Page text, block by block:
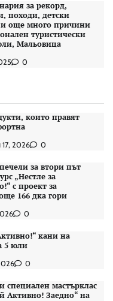
за рекорд,
походи, детски
и още много причини
туристически
Мальовица
0
които правят
2026 0
за втори път
„Нестле за
с проект за
166 дка гори
0
кани на
5 юли
0
специален мастърклас
Активно! Заедно“ на